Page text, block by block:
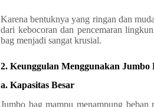
Karena bentuknya yang ringan dan
dari kebocoran dan pencemaran
bag menjadi sangat krusial.
2. Keunggulan Menggunakan
a. Kapasitas Besar
Jumbo bag mampu menampung